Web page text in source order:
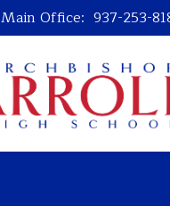
Main Office: 937-253-